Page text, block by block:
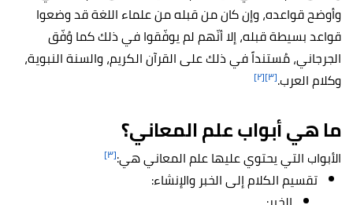
وأوضح قواعده، وإن كان من قبله من علماء اللغة قد وضعوا
قواعد بسيطة قبله، إلا أنّهم لم يوفّقوا في ذلك كما وُفّق
الجرجاني، مُستنداً في ذلك على القرآن الكريم، والسنة النبوية،
وكلام العرب.[٣] [٢]
ما هي أبواب علم المعاني؟
الأبواب التي يحتوي عليها علم المعاني هي:[٣]
تقسيم الكلام إلى الخبر والإنشاء: